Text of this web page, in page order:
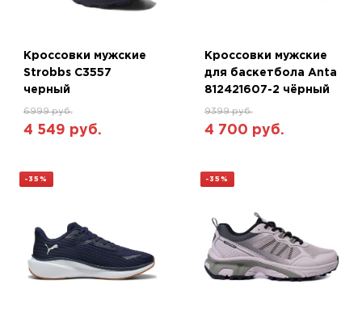
Кроссовки мужские
Strobbs C3557
черный
6999 руб.
4 549 руб.
Кроссовки мужские
для баскетбола Anta
812421607-2 чёрный
9399 руб.
4 700 руб.
-35% -35%